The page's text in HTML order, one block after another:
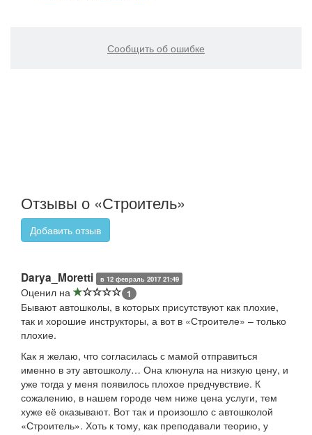
Сообщить об ошибке
Отзывы о «Строитель»
Добавить отзыв
Darya_Moretti в 12 февраль 2017 21:49
Оценил на 1
Бывают автошколы, в которых присутствуют как плохие,
так и хорошие инструкторы, а вот в «Строителе» – только
плохие.
Как я желаю, что согласилась с мамой отправиться
именно в эту автошколу… Она клюнула на низкую цену, и
уже тогда у меня появилось плохое предчувствие. К
сожалению, в нашем городе чем ниже цена услуги, тем
хуже её оказывают. Вот так и произошло с автошколой
«Строитель». Хоть к тому, как преподавали теорию, у